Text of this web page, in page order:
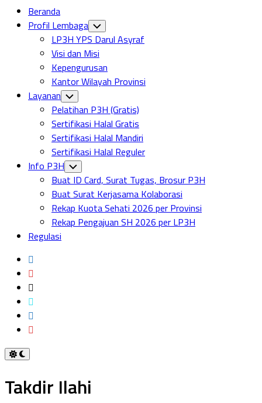
Beranda
Profil Lembaga Toggle
Child
Menu
LP3H YPS Darul Asyraf
Visi dan Misi
Kepengurusan
Kantor Wilayah Provinsi
Layanan Toggle
Child
Menu
Pelatihan P3H (Gratis)
Sertifikasi Halal Gratis
Sertifikasi Halal Mandiri
Sertifikasi Halal Reguler
Info P3H Toggle
Child
Menu
Buat ID Card, Surat Tugas, Brosur P3H
Buat Surat Kerjasama Kolaborasi
Rekap Kuota Sehati 2026 per Provinsi
Rekap Pengajuan SH 2026 per LP3H
Regulasi
Takdir Ilahi